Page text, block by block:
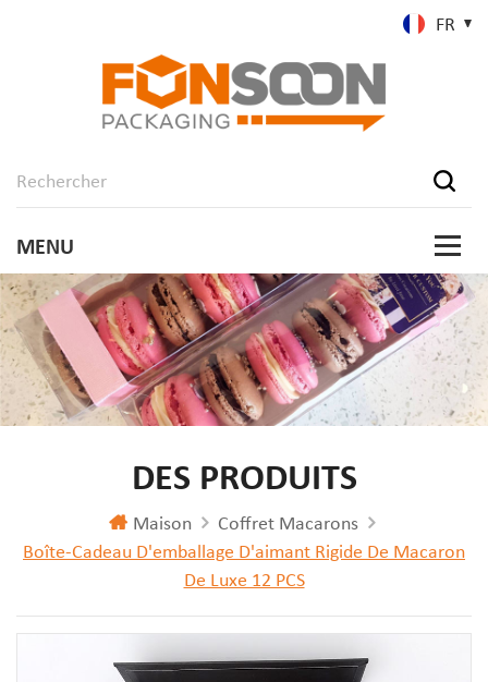
FR
DES PRODUITS
Maison
Coffret Macarons
Boîte-Cadeau D'emballage D'aimant Rigide De Macaron
De Luxe 12 PCS